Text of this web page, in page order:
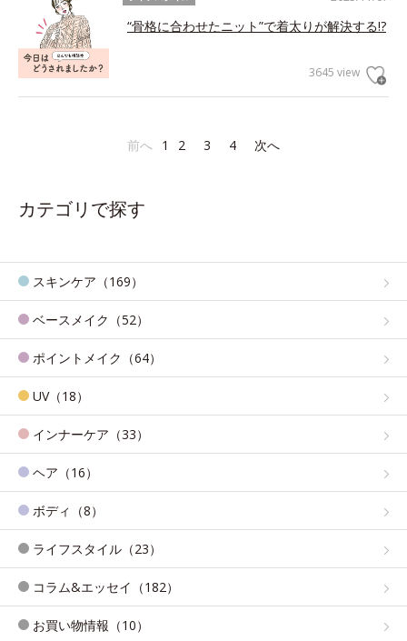
“骨格に合わせたニット”で着太りが解決する!?
3645 view
前へ 1 2 3 4 次へ
カテゴリで探す
スキンケア（169）
ベースメイク（52）
ポイントメイク（64）
UV（18）
インナーケア（33）
ヘア（16）
ボディ（8）
ライフスタイル（23）
コラム&エッセイ（182）
お買い物情報（10）